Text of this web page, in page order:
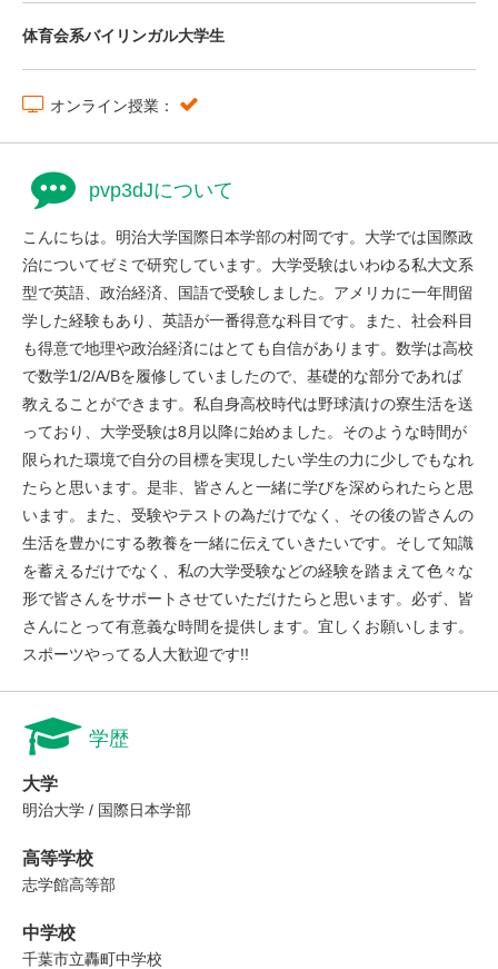
体育会系バイリンガル大学生
オンライン授業：
pvp3dJについて
こんにちは。明治大学国際日本学部の村岡です。大学では国際政
治についてゼミで研究しています。大学受験はいわゆる私大文系
型で英語、政治経済、国語で受験しました。アメリカに一年間留
学した経験もあり、英語が一番得意な科目です。また、社会科目
も得意で地理や政治経済にはとても自信があります。数学は高校
で数学1/2/A/Bを履修していましたので、基礎的な部分であれば
教えることができます。私自身高校時代は野球漬けの寮生活を送
っており、大学受験は8月以降に始めました。そのような時間が
限られた環境で自分の目標を実現したい学生の力に少しでもなれ
たらと思います。是非、皆さんと一緒に学びを深められたらと思
います。また、受験やテストの為だけでなく、その後の皆さんの
生活を豊かにする教養を一緒に伝えていきたいです。そして知識
を蓄えるだけでなく、私の大学受験などの経験を踏まえて色々な
形で皆さんをサポートさせていただけたらと思います。必ず、皆
さんにとって有意義な時間を提供します。宜しくお願いします。
スポーツやってる人大歓迎です!!
学歴
大学
明治大学 / 国際日本学部
高等学校
志学館高等部
中学校
千葉市立轟町中学校